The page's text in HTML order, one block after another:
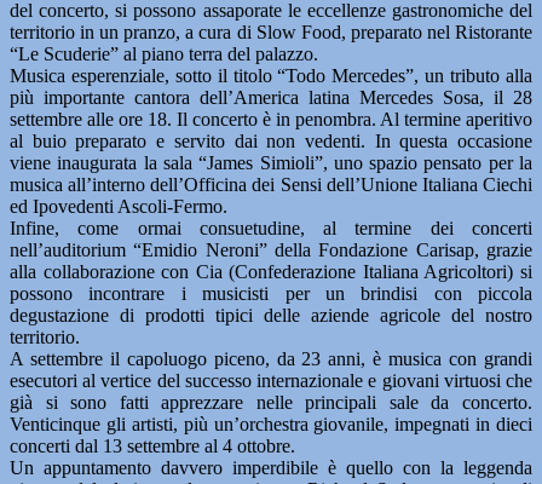
del concerto, si possono assaporate le eccellenze gastronomiche del
territorio in un pranzo, a cura di Slow Food, preparato nel Ristorante
“Le Scuderie” al piano terra del palazzo.
Musica esperenziale, sotto il titolo “Todo Mercedes”, un tributo alla
più importante cantora dell’America latina Mercedes Sosa, il 28
settembre alle ore 18. Il concerto è in penombra. Al termine aperitivo
al buio preparato e servito dai non vedenti. In questa occasione
viene inaugurata la sala “James Simioli”, uno spazio pensato per la
musica all’interno dell’Officina dei Sensi dell’Unione Italiana Ciechi
ed Ipovedenti Ascoli-Fermo.
Infine, come ormai consuetudine, al termine dei concerti
nell’auditorium “Emidio Neroni” della Fondazione Carisap, grazie
alla collaborazione con Cia (Confederazione Italiana Agricoltori) si
possono incontrare i musicisti per un brindisi con piccola
degustazione di prodotti tipici delle aziende agricole del nostro
territorio.
A settembre il capoluogo piceno, da 23 anni, è musica con grandi
esecutori al vertice del successo internazionale e giovani virtuosi che
già si sono fatti apprezzare nelle principali sale da concerto.
Venticinque gli artisti, più un’orchestra giovanile, impegnati in dieci
concerti dal 13 settembre al 4 ottobre.
Un appuntamento davvero imperdibile è quello con la leggenda